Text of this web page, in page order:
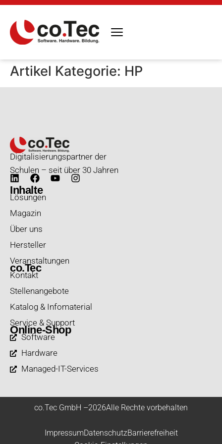
Artikel Kategorie: HP
Digitalisierungspartner der
Schulen – seit über 30 Jahren
Inhalte
Lösungen
Magazin
Über uns
Hersteller
Veranstaltungen
co.Tec
Kontakt
Stellenangebote
Katalog & Infomaterial
Service & Support
Online-Shop
Software
Hardware
Managed-IT-Services
co.Tec GmbH –2026Alle Rechte vorbehalten
ImpressumDatenschutzBarrierefreiheit